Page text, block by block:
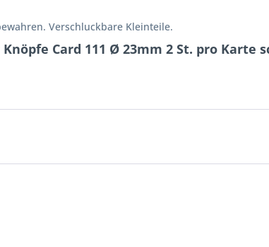
Verschluckbare Kleinteile.
Card 111 Ø 23mm 2 St. pro Karte